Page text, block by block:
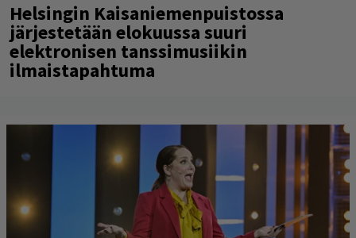
Helsingin Kaisaniemenpuistossa
järjestetään elokuussa suuri
elektronisen tanssimusiikin
ilmaistapahtuma